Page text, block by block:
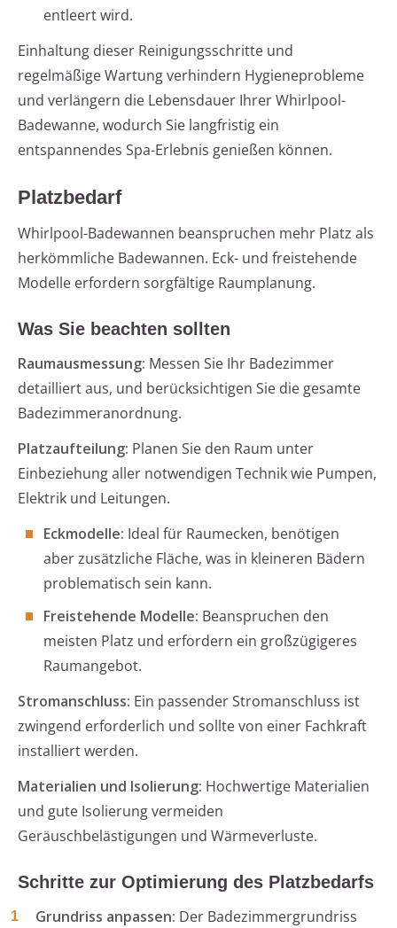
entleert wird.
Einhaltung dieser Reinigungsschritte und
regelmäßige Wartung verhindern Hygieneprobleme
und verlängern die Lebensdauer Ihrer Whirlpool-
Badewanne, wodurch Sie langfristig ein
entspannendes Spa-Erlebnis genießen können.
Platzbedarf
Whirlpool-Badewannen beanspruchen mehr Platz als
herkömmliche Badewannen. Eck- und freistehende
Modelle erfordern sorgfältige Raumplanung.
Was Sie beachten sollten
Raumausmessung: Messen Sie Ihr Badezimmer
detailliert aus, und berücksichtigen Sie die gesamte
Badezimmeranordnung.
Platzaufteilung: Planen Sie den Raum unter
Einbeziehung aller notwendigen Technik wie Pumpen,
Elektrik und Leitungen.
Eckmodelle: Ideal für Raumecken, benötigen
aber zusätzliche Fläche, was in kleineren Bädern
problematisch sein kann.
Freistehende Modelle: Beanspruchen den
meisten Platz und erfordern ein großzügigeres
Raumangebot.
Stromanschluss: Ein passender Stromanschluss ist
zwingend erforderlich und sollte von einer Fachkraft
installiert werden.
Materialien und Isolierung: Hochwertige Materialien
und gute Isolierung vermeiden
Geräuschbelästigungen und Wärmeverluste.
Schritte zur Optimierung des Platzbedarfs
Grundriss anpassen: Der Badezimmergrundriss